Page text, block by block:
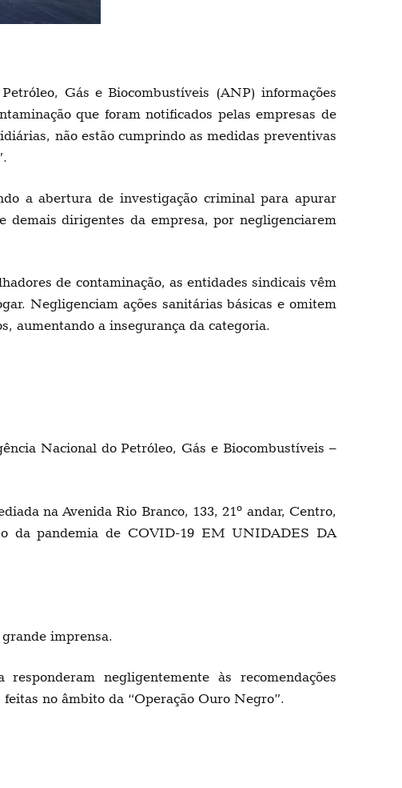
Gás e Biocombustíveis (ANP) informações
que foram notificados pelas empresas de
não estão cumprindo as medidas preventivas
a abertura de investigação criminal para apurar
demais dirigentes da empresa, por negligenciarem
de contaminação, as entidades sindicais vêm
Negligenciam ações sanitárias básicas e omitem
aumentando a insegurança da categoria.
Nacional do Petróleo, Gás e Biocombustíveis –
na Avenida Rio Branco, 133, 21º andar, Centro,
da pandemia de COVID-19 EM UNIDADES DA
imprensa.
negligentemente às recomendações
no âmbito da “Operação Ouro Negro”.